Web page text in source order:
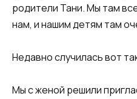
родители Тани. Мы там
нам, и нашим детям там
Недавно случилась вот
Мы с женой решили